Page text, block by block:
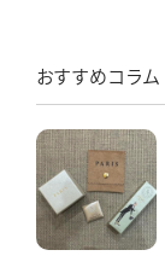
おすすめコラム